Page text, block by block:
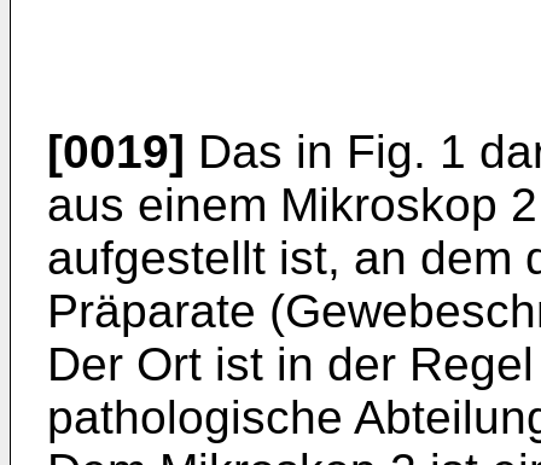
[0019] Das in Fig. 1
aus einem Mikroskop
aufgestellt ist, an dem
Präparate
Der Ort ist in der
pathologische